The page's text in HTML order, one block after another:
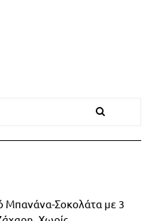
Μπανάνα-Σοκολάτα με 3